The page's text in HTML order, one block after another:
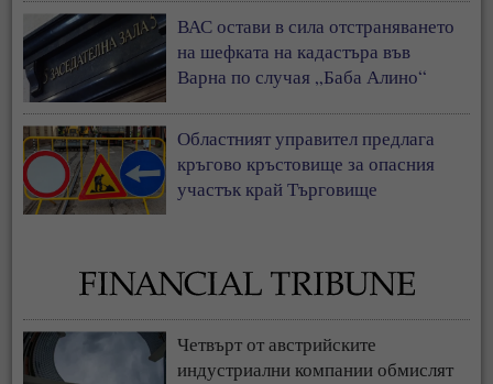
ВАС остави в сила отстраняването
на шефката на кадастъра във
Варна по случая „Баба Алино“
Областният управител предлага
кръгово кръстовище за опасния
участък край Търговище
Четвърт от австрийските
индустриални компании обмислят